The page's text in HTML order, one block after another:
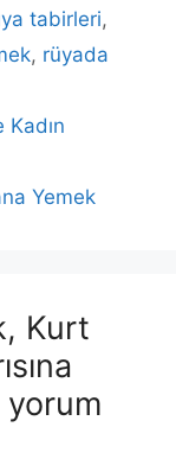
tabirleri,
, rüyada
Kadın
Yemek
Kurt